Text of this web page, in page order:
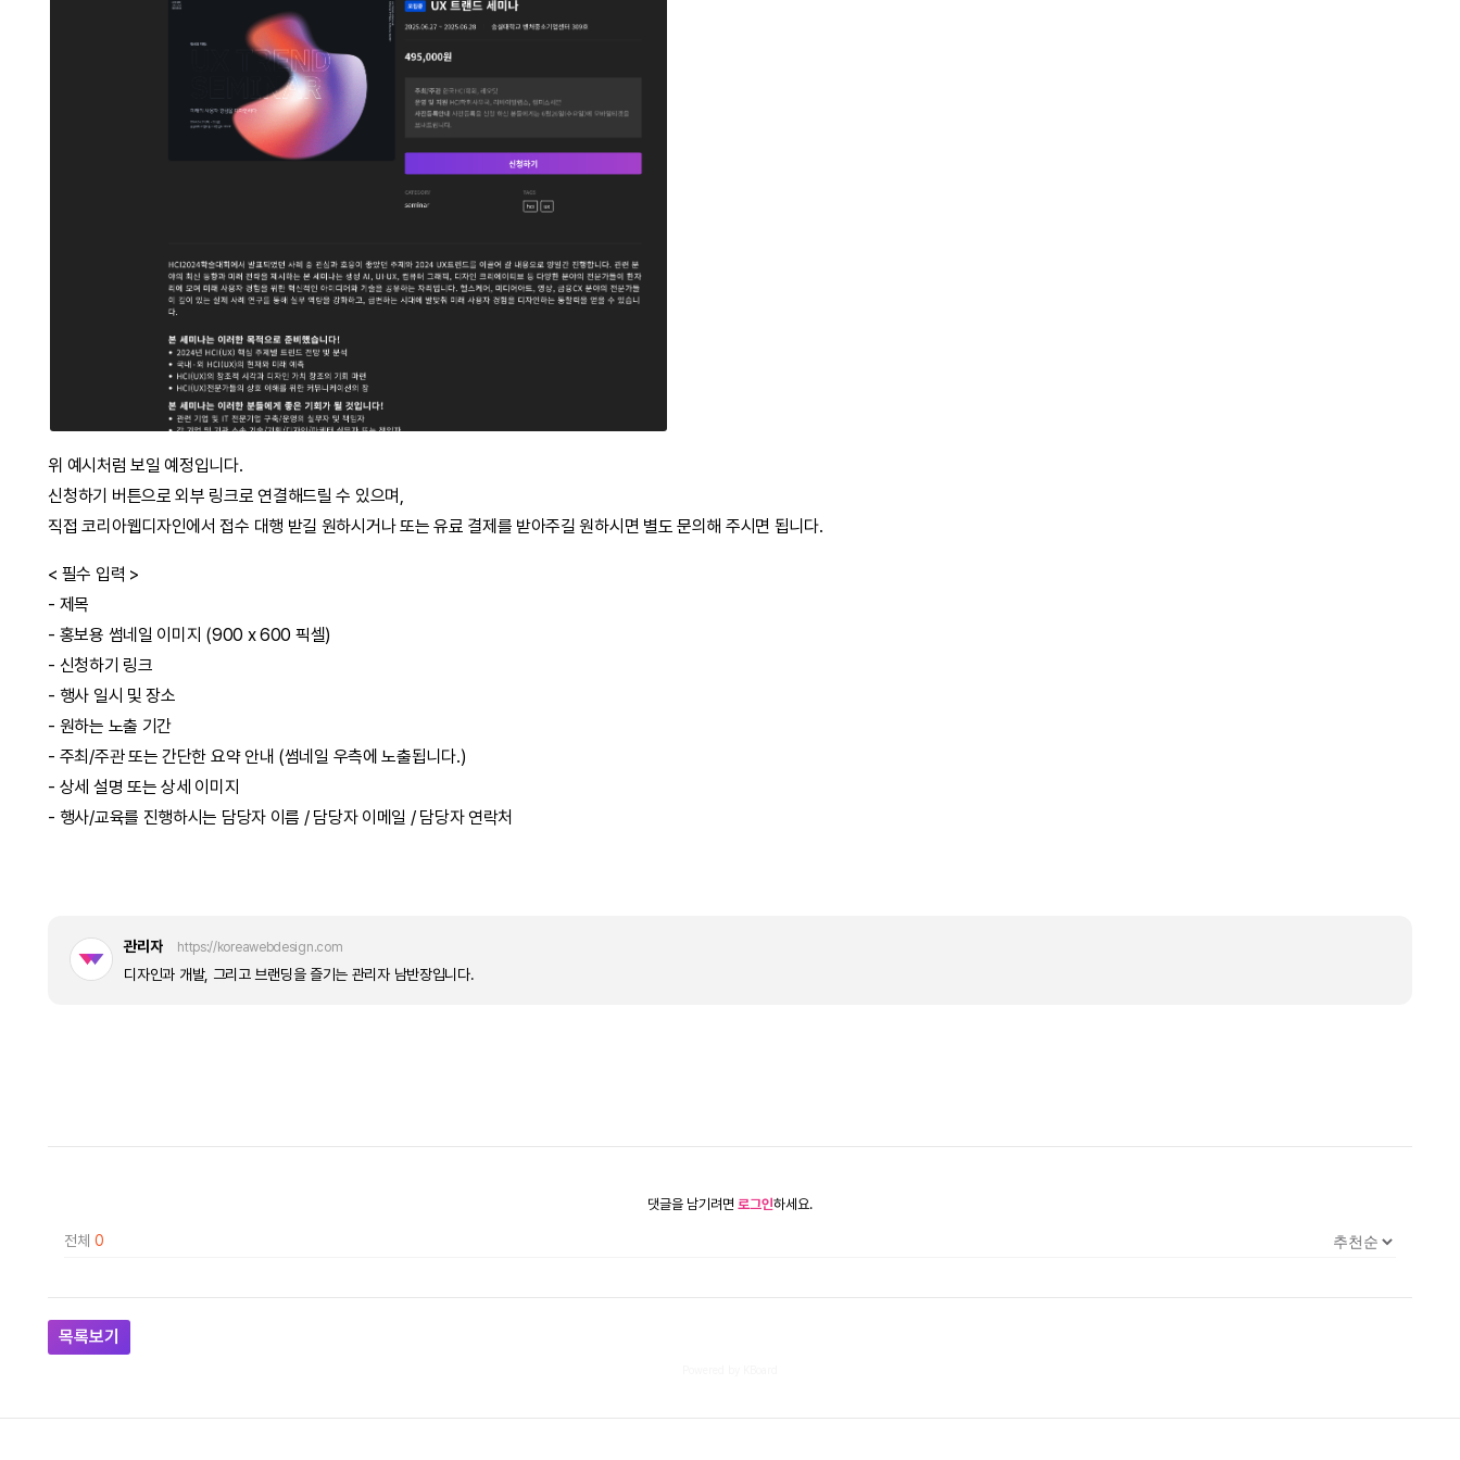
위 예시처럼 보일 예정입니다.
신청하기 버튼으로 외부 링크로 연결해드릴 수 있으며,
직접 코리아웹디자인에서 접수 대행 받길 원하시거나 또는 유료 결제를 받아주길 원하시면 별도 문의해 주시면 됩니다.
< 필수 입력 >
- 제목
- 홍보용 썸네일 이미지 (900 x 600 픽셀)
- 신청하기 링크
- 행사 일시 및 장소
- 원하는 노출 기간
- 주최/주관 또는 간단한 요약 안내 (썸네일 우측에 노출됩니다.)
- 상세 설명 또는 상세 이미지
- 행사/교육를 진행하시는 담당자 이름 / 담당자 이메일 / 담당자 연락처
관리자 https://koreawebdesign.com
디자인과 개발, 그리고 브랜딩을 즐기는 관리자 남반장입니다.
댓글을 남기려면 로그인하세요.
전체0
목록보기